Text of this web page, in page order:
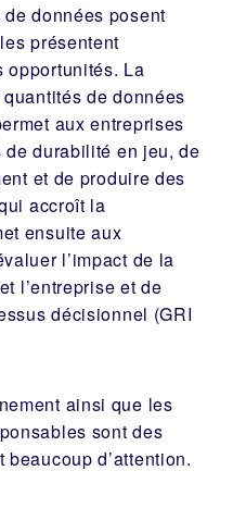
données posent
présentent
opportunités. La
de données
aux entreprises
de durabilité en jeu, de
et de produire des
accroît la
ensuite aux
l’impact de la
l’entreprise et de
décisionnel (GRI
ainsi que les
sont des
d’attention.